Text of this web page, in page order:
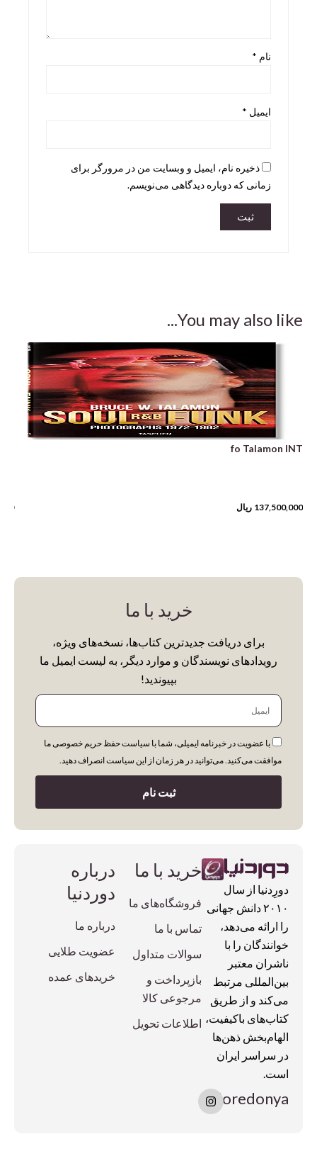
نام *
ایمیل *
ذخیره نام، ایمیل و وبسایت من در مرورگر برای
زمانی که دوباره دیدگاهی می‌نویسم.
You may also like...
fo Talamon INT
137,500,000 ریال
خرید با ما
برای دریافت جدیدترین کتاب‌ها، نسخه‌های ویژه،
رویدادهای نویسندگان و موارد دیگر، به لیست ایمیل ما
بپیوندید!
ایمیل
با عضویت در خبرنامه ایمیلی، شما با سیاست حفظ حریم خصوصی ما
موافقت می‌کنید. می‌توانید در هر زمان از این سیاست انصراف دهید.
ثبت نام
دورِدنیا از سال
۲۰۱۰ دانش جهانی
را ارائه می‌دهد،
خوانندگان را با
ناشران معتبر
بین‌المللی مرتبط
می‌کند و از طریق
کتاب‌های باکیفیت،
الهام‌بخش ذهن‌ها
در سراسر ایران
است.
doredonya
I
n
s
خرید با ما
فروشگاه‌های ما
تماس با ما
سوالات متداول
بازپرداخت و
مرجوعی کالا
اطلاعات تحویل
درباره
دوردنیا
درباره ما
عضویت طلایی
خریدهای عمده